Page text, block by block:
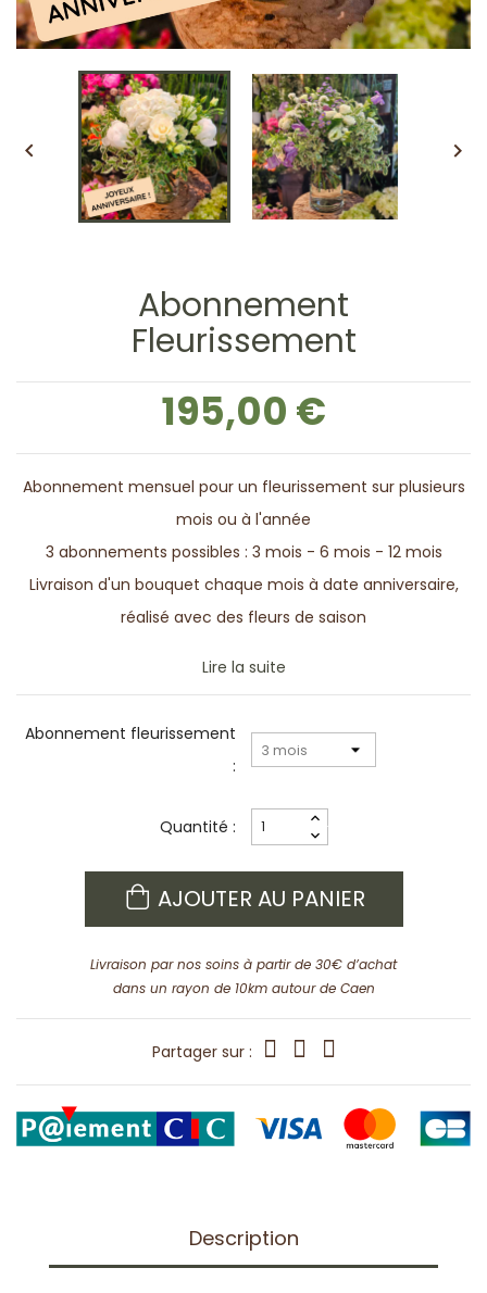
 
Abonnement
Fleurissement
195,00 €
Abonnement mensuel pour un fleurissement sur plusieurs
mois ou à l'année
3 abonnements possibles : 3 mois - 6 mois - 12 mois
Livraison d'un bouquet chaque mois à date anniversaire,
réalisé avec des fleurs de saison
Lire la suite
Abonnement fleurissement
:
Quantité :
AJOUTER AU PANIER
Livraison par nos soins à partir de 30€ d’achat
dans un rayon de 10km autour de Caen
Partager sur :
Description